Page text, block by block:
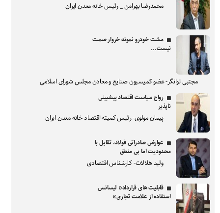
محمدرضا بهرامن _ رئیس خانه معدن ایران
مشت خودرو نمونه خروار صمت
نیست...
مجتبی توانگر- عضو کمیسیون صنایع و معادن مجلس شورای اسلامی
رواج سیاست اقتصاد پیشبینی
ناپذیر
پیمان مولوی- رئیس کمیته اقتصاد خانه معدن ایران
عوارض صادراتی فولاد، تقابل با
محدودیت اما بی منطق
ولید هلالات- کارشناس اقتصادی
قابلیت های قرارداد« لیسانس
استفاده از علامت تجاری»